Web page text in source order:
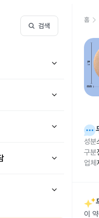
검색
홈
성분
구분
업체
이